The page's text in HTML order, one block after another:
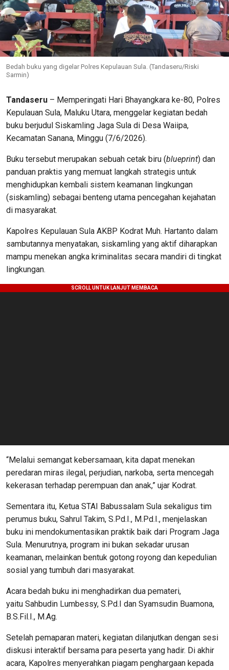
Bedah buku yang digelar Polres Kepulauan Sula. (Tandaseru/Riski
Sarmin)
Tandaseru – Memperingati Hari Bhayangkara ke-80, Polres
Kepulauan Sula, Maluku Utara, menggelar kegiatan bedah
buku berjudul Siskamling Jaga Sula di Desa Waiipa,
Kecamatan Sanana, Minggu (7/6/2026).
Buku tersebut merupakan sebuah cetak biru (blueprint) dan
panduan praktis yang memuat langkah strategis untuk
menghidupkan kembali sistem keamanan lingkungan
(siskamling) sebagai benteng utama pencegahan kejahatan
di masyarakat.
Kapolres Kepulauan Sula AKBP Kodrat Muh. Hartanto dalam
sambutannya menyatakan, siskamling yang aktif diharapkan
mampu menekan angka kriminalitas secara mandiri di tingkat
lingkungan.
“Melalui semangat kebersamaan, kita dapat menekan
peredaran miras ilegal, perjudian, narkoba, serta mencegah
kekerasan terhadap perempuan dan anak,” ujar Kodrat.
Sementara itu, Ketua STAI Babussalam Sula sekaligus tim
perumus buku, Sahrul Takim, S.Pd.I., M.Pd.I., menjelaskan
buku ini mendokumentasikan praktik baik dari Program Jaga
Sula. Menurutnya, program ini bukan sekadar urusan
keamanan, melainkan bentuk gotong royong dan kepedulian
sosial yang tumbuh dari masyarakat.
Acara bedah buku ini menghadirkan dua pemateri,
yaitu Sahbudin Lumbessy, S.Pd.I dan Syamsudin Buamona,
B.S.Fil.I., M.Ag.
Setelah pemaparan materi, kegiatan dilanjutkan dengan sesi
diskusi interaktif bersama para peserta yang hadir. Di akhir
acara, Kapolres menyerahkan piagam penghargaan kepada